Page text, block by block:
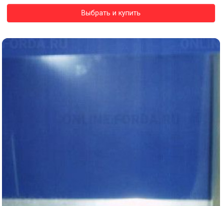
Выбрать и купить